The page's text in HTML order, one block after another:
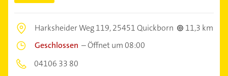
Harksheider Weg 119,25451 Quickborn
11,3 km
Geschlossen –Öffnet um 08:00
04106 33 80